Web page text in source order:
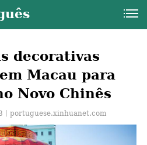
decorativas
Macau para
Novo Chinês
丨portuguese.xinhuanet.com